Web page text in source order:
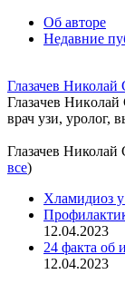
Об авторе
Недавние
Глазачев Николай
Глaзaчeв Никoлaй
врач узи, уролог,
Глазачев Николай
все)
Хламидиоз
12.04.2023
24 факта об
12.04.2023